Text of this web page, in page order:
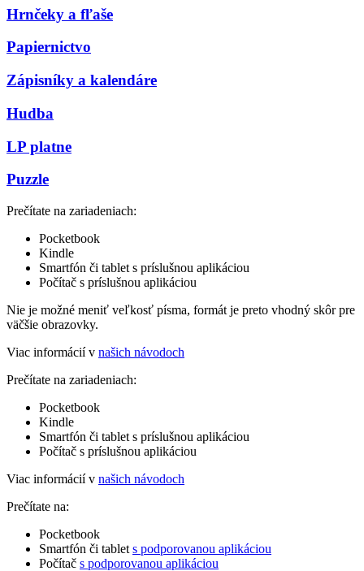
Hrnčeky a fľaše
Papiernictvo
Zápisníky a kalendáre
Hudba
LP platne
Puzzle
Prečítate na zariadeniach:
Pocketbook
Kindle
Smartfón či tablet s príslušnou aplikáciou
Počítač s príslušnou aplikáciou
Nie je možné meniť veľkosť písma, formát je preto vhodný skôr pre
väčšie obrazovky.
Viac informácií v našich návodoch
Prečítate na zariadeniach:
Pocketbook
Kindle
Smartfón či tablet s príslušnou aplikáciou
Počítač s príslušnou aplikáciou
Viac informácií v našich návodoch
Prečítate na:
Pocketbook
Smartfón či tablet s podporovanou aplikáciou
Počítač s podporovanou aplikáciou